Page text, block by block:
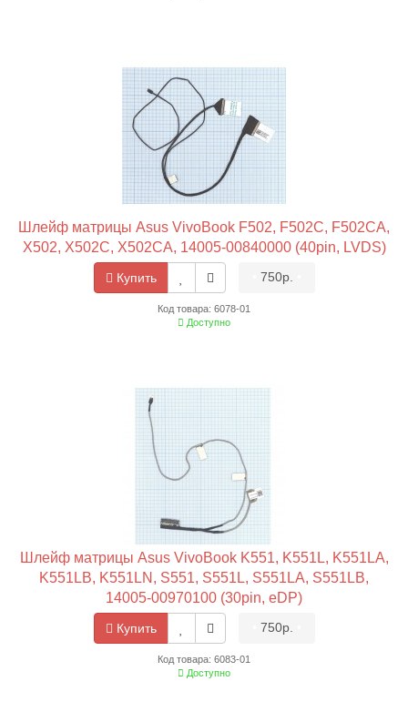
Шлейф матрицы Asus VivoBook F502, F502C, F502CA,
X502, X502C, X502CA, 14005-00840000 (40pin, LVDS)
Купить 750р.
Код товара: 6078-01
Доступно
Шлейф матрицы Asus VivoBook K551, K551L, K551LA,
K551LB, K551LN, S551, S551L, S551LA, S551LB,
14005-00970100 (30pin, eDP)
Купить 750р.
Код товара: 6083-01
Доступно